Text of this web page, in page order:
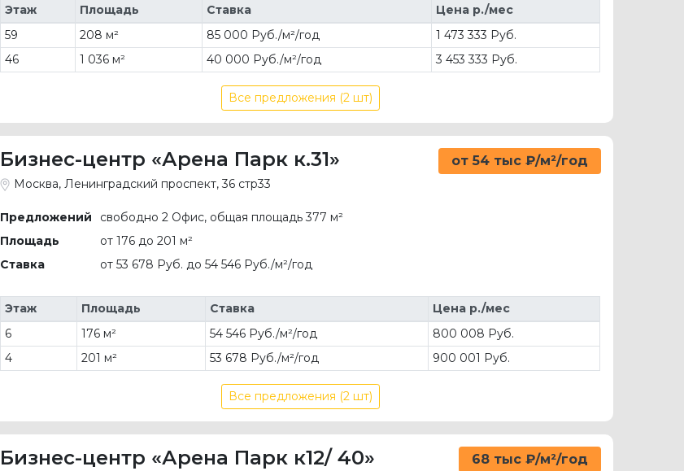
Этаж Площадь Ставка
Цена р./мес
59
208 м² 85 000 Руб./м²/год
1 473 333 Руб.
46
1 036 м² 40 000 Руб./м²/год 3 453 333 Руб.
Все предложения (2 шт)
Бизнес-центр «Арена Парк к.31» от 54 тыс ₽/м²/год
Москва, Ленинградский проспект, 36 стр33
Предложений
свободно 2 Офис, общая площадь 377 м²
Площадь
от 176 до 201 м²
Ставка
от 53 678 Руб. до 54 546 Руб./м²/год
Этаж Площадь Ставка
Цена р./мес
6
176 м² 54 546 Руб./м²/год
800 008 Руб.
4
201 м² 53 678 Руб./м²/год 900 001 Руб.
Все предложения (2 шт)
Бизнес-центр «Арена Парк к12/ 40» 68 тыс ₽/м²/год